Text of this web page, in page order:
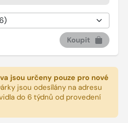
Koupit
jsou určeny pouze pro nové
jsou odesílány na adresu
do 6 týdnů od provedení